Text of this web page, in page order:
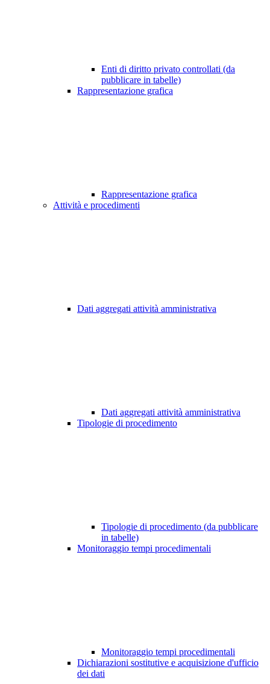
Enti di diritto privato controllati (da
pubblicare in tabelle)
Rappresentazione grafica
Rappresentazione grafica
Attività e procedimenti
Dati aggregati attività amministrativa
Dati aggregati attività amministrativa
Tipologie di procedimento
Tipologie di procedimento (da pubblicare
in tabelle)
Monitoraggio tempi procedimentali
Monitoraggio tempi procedimentali
Dichiarazioni sostitutive e acquisizione d'ufficio
dei dati